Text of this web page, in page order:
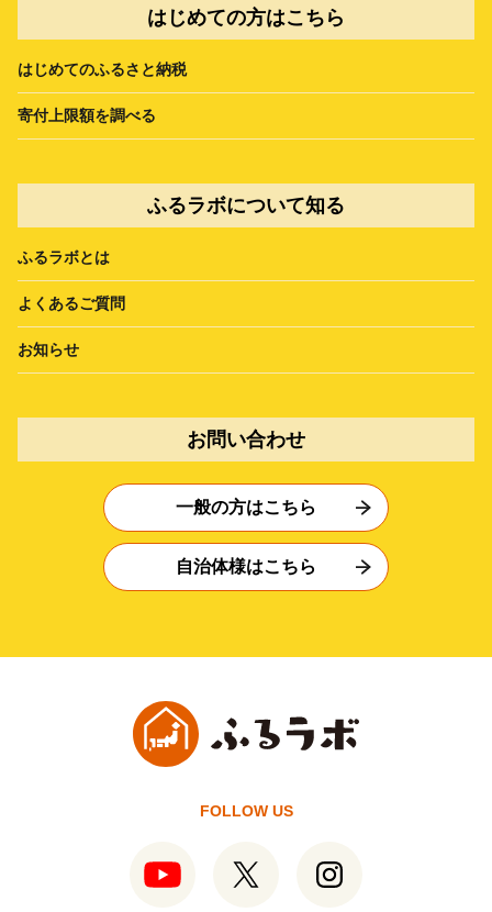
はじめての方はこちら
はじめてのふるさと納税
寄付上限額を調べる
ふるラボについて知る
ふるラボとは
よくあるご質問
お知らせ
お問い合わせ
一般の方はこちら
自治体様はこちら
FOLLOW US